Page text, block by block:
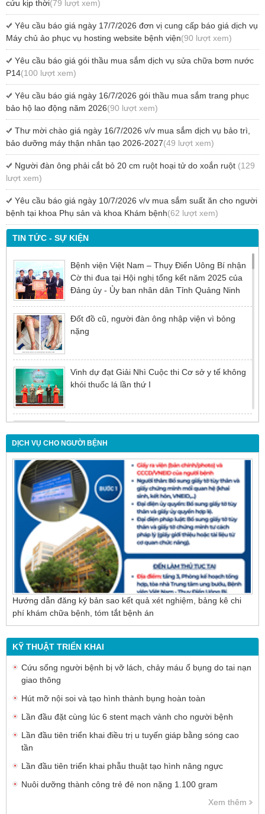
TIN TỨC - SỰ KIỆN
Bệnh viện Việt Nam – Thụy Điển Uông Bí nhận
Cờ thi đua tại Hội nghị tổng kết năm 2025 của
Đảng ủy - Ủy ban nhân dân Tỉnh Quảng Ninh
Đốt đồ cũ, người đàn ông nhập viện vì bỏng
nặng
Vinh dự đạt Giải Nhì Cuộc thi Cơ sở y tế không
khói thuốc lá lần thứ I
chậm trễ
Nội soi mật tụy ngược dòng – Giải pháp tối ưu
cho người bệnh sỏi ống mật chủ
DỊCH VỤ CHO NGƯỜI BỆNH
Hướng dẫn đăng ký bản sao kết quả xét nghiệm, bảng kê chi
phí khám chữa bệnh, tóm tắt bệnh án
KỸ THUẬT TRIỂN KHAI
Cứu sống người bệnh bị vỡ lách, chảy máu ổ bụng do tai nạn
giao thông
Hút mỡ nội soi và tạo hình thành bụng hoàn toàn
Lần đầu đặt cùng lúc 6 stent mạch vành cho người bệnh
Lần đầu tiên triển khai điều trị u tuyến giáp bằng sóng cao
tần
Lần đầu tiên triển khai phẫu thuật tạo hình nâng ngực
Nuôi dưỡng thành công trẻ đẻ non nặng 1.100 gram
Xem thêm
cứu kịp thời(79 lượt xem)
Yêu cầu báo giá ngày 17/7/2026 đơn vị cung cấp báo giá dịch vụ
Máy chủ ảo phục vụ hosting website bệnh viện(90 lượt xem)
Yêu cầu báo giá gói thầu mua sắm dịch vụ sửa chữa bơm nước
P14(100 lượt xem)
Yêu cầu báo giá ngày 16/7/2026 gói thầu mua sắm trang phục
bảo hộ lao động năm 2026(90 lượt xem)
Thư mời chào giá ngày 16/7/2026 v/v mua sắm dịch vụ bảo trì,
bảo dưỡng máy thận nhân tạo 2026-2027(49 lượt xem)
Người đàn ông phải cắt bỏ 20 cm ruột hoại tử do xoắn ruột (129
lượt xem)
Yêu cầu báo giá ngày 10/7/2026 v/v mua sắm suất ăn cho người
bệnh tại khoa Phụ sản và khoa Khám bệnh(62 lượt xem)